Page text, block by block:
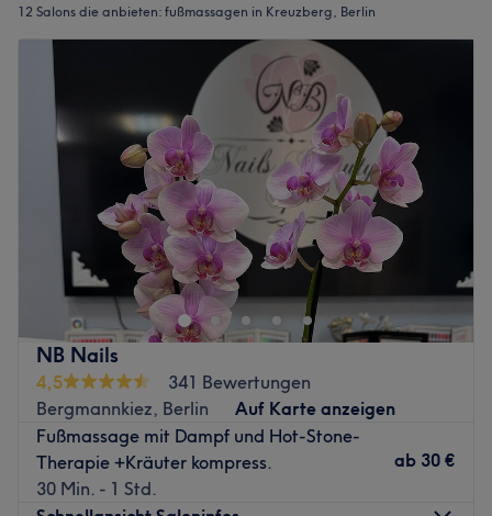
12 Salons die anbieten: fußmassagen in Kreuzberg, Berlin
NB Nails
4,5
341 Bewertungen
Bergmannkiez, Berlin
Auf Karte anzeigen
Fußmassage mit Dampf und Hot-Stone-
Therapie +Kräuter kompress.
30 Min. - 1 Std.
ab 30 €